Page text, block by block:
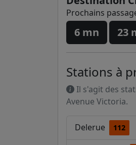
Prochains
6 mn 23
Stations à
Il s'agit des
Avenue Victoria.
Delerue 112